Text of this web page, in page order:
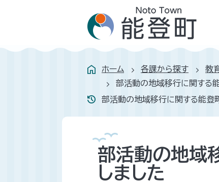
ホーム 各課から探す 教
部活動の地域移行に関する
部活動の地域移行に関する能登
部活動の地域
しました